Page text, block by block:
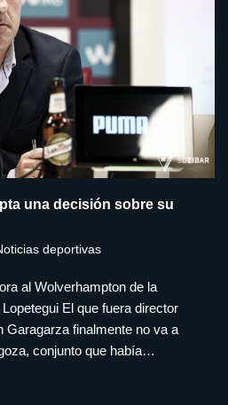
una decisión sobre su
deportivas
al Wolverhampton de la
El que fuera director
Garagarza finalmente no va a
conjunto que había…